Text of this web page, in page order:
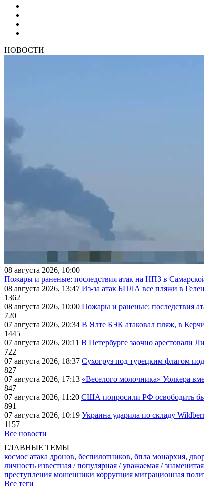
НОВОСТИ
08 августа 2026, 10:00
Пожары и раненые: последствия атак на НПЗ в
08 августа 2026, 13:47 Из-за атак БПЛА все пляжи в
1362
08 августа 2026, 10:00 Пожары и раненые: последствия
720
07 августа 2026, 20:34 В Ялте БЭК атаковал пляж, в
1445
07 августа 2026, 20:11 В Петербурге заочно арестовали
722
07 августа 2026, 18:37 Сухогруз под турецким флагом
827
07 августа 2026, 17:13 «Веселого молочника» Уолкера
847
07 августа 2026, 11:20 США попросили РФ освободить
891
07 августа 2026, 10:19 Украина ударила по складу
1157
Все новости
ГЛАВНЫЕ ТЕМЫ
космос атака дронов, беспилотников, бпла монархия,
личность известная / популярная / уважаемая /
преступления мошенники коррупция миграционная
Все теги